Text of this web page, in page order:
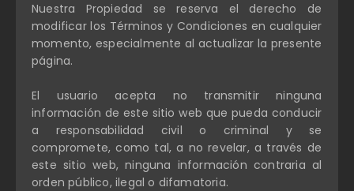
Nuestra Propiedad se reserva el derecho de
modificar los Términos y Condiciones en cualquier
momento, especialmente al actualizar la presente
página.
El usuario acepta no transmitir ninguna
información de este sitio web que pueda conducir
a responsabilidad civil o criminal y se
compromete, como tal, a no revelar, a través de
este sitio web, ninguna información contraria al
orden público, ilegal o difamatoria.